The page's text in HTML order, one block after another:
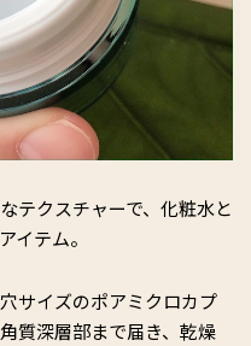
テクスチャーで、化粧水と
イテム。
サイズのポアミクロカプ
質深層部まで届き、乾燥